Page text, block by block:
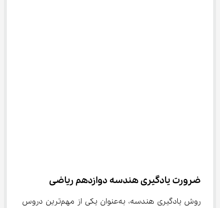
ضرورت یادگیری هندسه دوازدهم ریاضی
روش یادگیری هندسه، به‌عنوان یکی از مهم‌ترین دروس